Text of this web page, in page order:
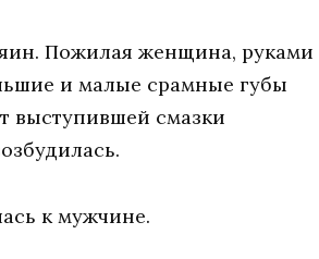
Пожилая женщина, руками
и малые срамные губы
выступившей смазки
к мужчине.